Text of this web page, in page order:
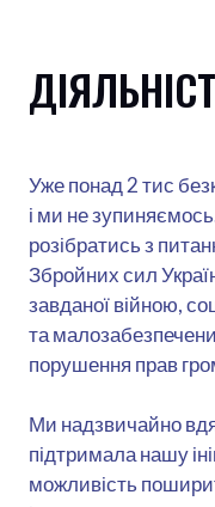
Уже понад 2 тис
і ми не
розібратись з
Збройних сил
завданої війною,
та
порушення прав
Ми надзвичайно
підтримала нашу
можливість